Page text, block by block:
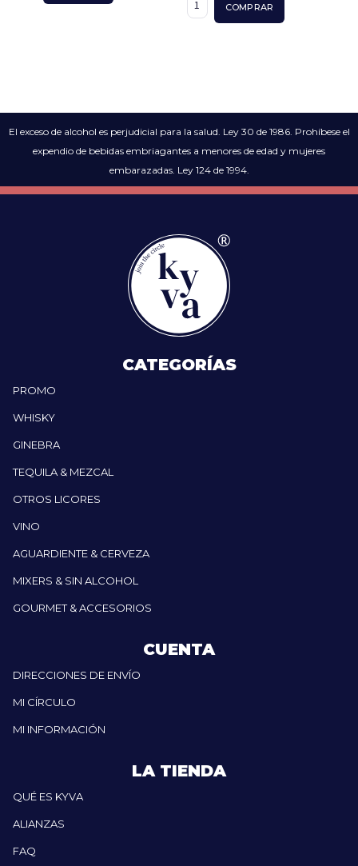
COMPRAR
El exceso de alcohol es perjudicial para la salud. Ley 30 de 1986. Prohíbese el
expendio de bebidas embriagantes a menores de edad y mujeres
embarazadas. Ley 124 de 1994.
CATEGORÍAS
PROMO
WHISKY
GINEBRA
TEQUILA & MEZCAL
OTROS LICORES
VINO
AGUARDIENTE & CERVEZA
MIXERS & SIN ALCOHOL
GOURMET & ACCESORIOS
CUENTA
DIRECCIONES DE ENVÍO
MI CÍRCULO
MI INFORMACIÓN
LA TIENDA
QUÉ ES KYVA
ALIANZAS
FAQ